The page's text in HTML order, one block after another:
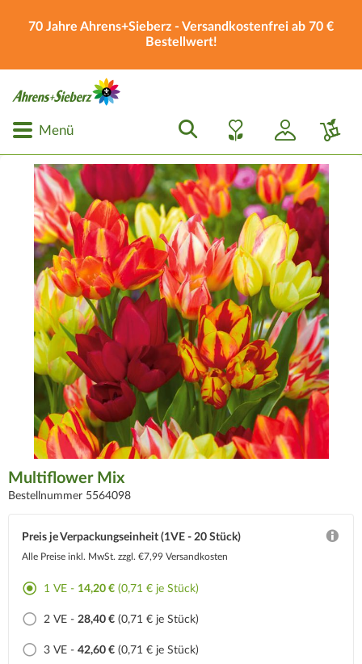
70 Jahre Ahrens+Sieberz - Versandkostenfrei ab 70 €
Bestellwert!
Menü
Multiflower Mix
Bestellnummer 5564098
Preis je Verpackungseinheit (1VE - 20 Stück)
Alle Preise inkl. MwSt. zzgl. €7,99 Versandkosten
1 VE - 14,20 € (0,71 € je Stück)
2 VE - 28,40 € (0,71 € je Stück)
3 VE - 42,60 € (0,71 € je Stück)